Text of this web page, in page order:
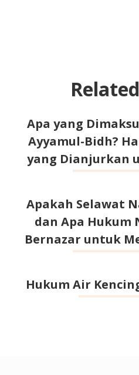
Apa yang
Ayyamul-Bidh?
yang Dianjurkan
Apakah Selawat
dan Apa Hukum
Bernazar untuk
Hukum Air